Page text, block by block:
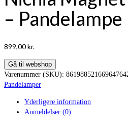
– Pandelampe
899,00kr.
Gå til webshop
Varenummer (SKU):
Pandelamper
Yderligere information
Anmeldelser (0)